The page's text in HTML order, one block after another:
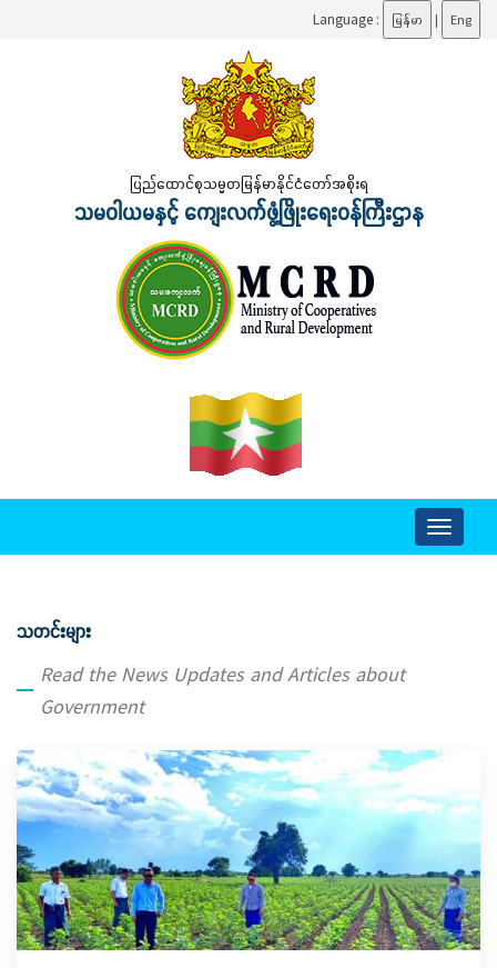
Language : မြန်မာ | Eng
ပြည်ထောင်စုသမ္မတမြန်မာနိုင်ငံတော်အစိုးရ
သမဝါယမနှင့် ကျေးလက်ဖွံ့ဖြိုးရေးဝန်ကြီးဌာန
Toggle
သတင်းများ
Read the News Updates and Articles about
Government